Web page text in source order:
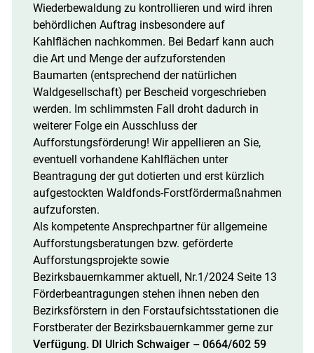
Wiederbewaldung zu kontrollieren und wird ihren
behördlichen Auftrag insbesondere auf
Kahlflächen nachkommen. Bei Bedarf kann auch
die Art und Menge der aufzuforstenden
Baumarten (entsprechend der natürlichen
Waldgesellschaft) per Bescheid vorgeschrieben
werden. Im schlimmsten Fall droht dadurch in
weiterer Folge ein Ausschluss der
Aufforstungsförderung! Wir appellieren an Sie,
eventuell vorhandene Kahlflächen unter
Beantragung der gut dotierten und erst kürzlich
aufgestockten Waldfonds-Forstfördermaßnahmen
aufzuforsten.
Als kompetente Ansprechpartner für allgemeine
Aufforstungsberatungen bzw. geförderte
Aufforstungsprojekte sowie
Bezirksbauernkammer aktuell, Nr.1/2024 Seite 13
Förderbeantragungen stehen ihnen neben den
Bezirksförstern in den Forstaufsichtsstationen die
Forstberater der Bezirksbauernkammer gerne zur
Verfügung. DI Ulrich Schwaiger – 0664/602 59